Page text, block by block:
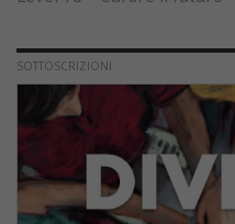
SOTTOSCRIZIONI